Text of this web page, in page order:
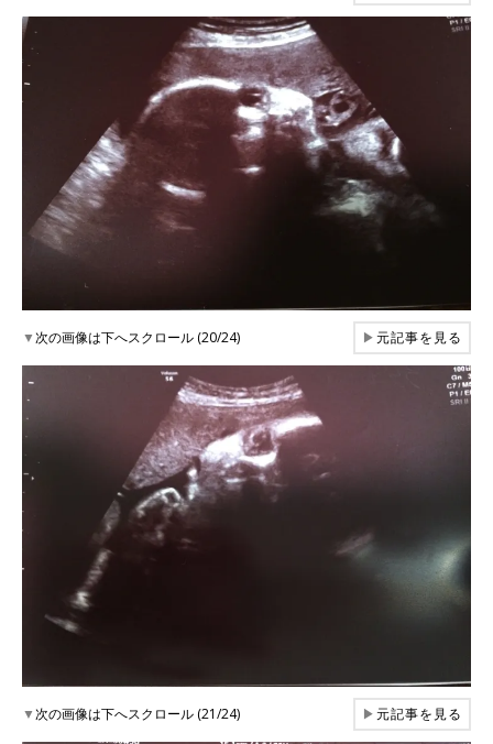
▼次の画像は下へスクロール (20/24) ▶元記事を見る
▼次の画像は下へスクロール (21/24) ▶元記事を見る